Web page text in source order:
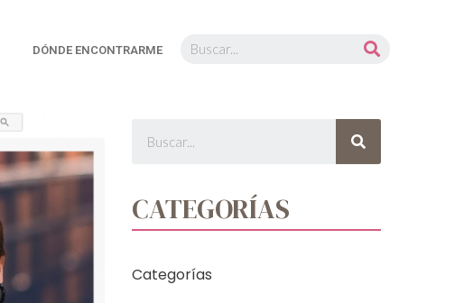
DÓNDE ENCONTRARME
CATEGORÍAS
Categorías